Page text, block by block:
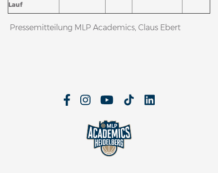
Lauf
Pressemitteilung MLP Academics, Claus Ebert